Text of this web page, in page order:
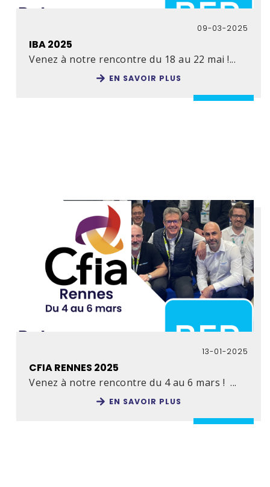
09-03-2025
IBA 2025
Venez à notre rencontre du 18 au 22 mai !...
EN SAVOIR PLUS
13-01-2025
CFIA RENNES 2025
Venez à notre rencontre du 4 au 6 mars ! ...
EN SAVOIR PLUS